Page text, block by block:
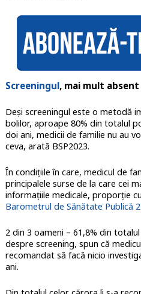
Screeningul, mai mult
Deși screeningul este o metodă
bolilor, aproape 80% din totalul
doi ani, medicii de familie nu au
ceva, arată BSP2023.
În condițiile în care, medicul de
principalele surse de la care cei
informațiile medicale, proporție
Barometrul de Sănătate Publică
2 din 3 oameni – 61,8% din
despre screening, spun că
recomandat să facă nicio
ani.